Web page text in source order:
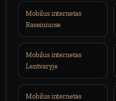
Mobilus internetas
Raseiniuose
Mobilus internetas
Lentvaryje
Mobilus internetas